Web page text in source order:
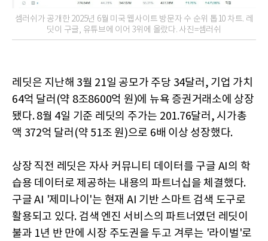
셈러쉬가 공개한 2025년 6월 미국 웹사이트 방문자 수 순위 톱10 차트. 레
딧이 구글, 유튜브에 이어 3위에 올랐다. 사진=셈러쉬
레딧은 지난해 3월 21일 공모가 주당 34달러, 기업 가치
64억 달러(약 8조8600억 원)에 뉴욕 증권거래소에 상장
됐다. 8월 4일 기준 레딧의 주가는 201.76달러, 시가총
액 372억 달러(약 51조 원)으로 6배 이상 성장했다.
상장 직전 레딧은 자사 커뮤니티 데이터를 구글 AI의 학
습용 데이터로 제공하는 내용의 파트너십을 체결했다.
구글 AI '제미나이'는 현재 AI 기반 스마트 검색 도구로
활용되고 있다. 검색 엔진 서비스의 파트너였던 레딧이
불과 1년 반 만에 시장 주도권을 두고 겨루는 '라이벌'로